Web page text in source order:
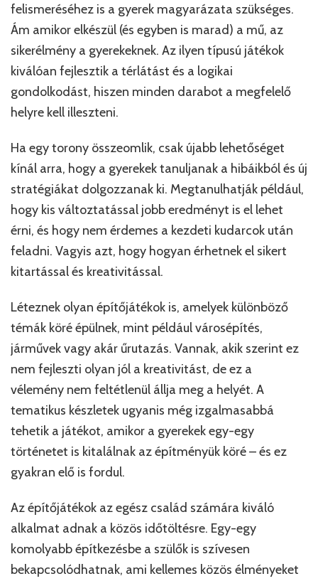
felismeréséhez is a gyerek magyarázata szükséges.
Ám amikor elkészül (és egyben is marad) a mű, az
sikerélmény a gyerekeknek. Az ilyen típusú játékok
kiválóan fejlesztik a térlátást és a logikai
gondolkodást, hiszen minden darabot a megfelelő
helyre kell illeszteni.
Ha egy torony összeomlik, csak újabb lehetőséget
kínál arra, hogy a gyerekek tanuljanak a hibáikból és új
stratégiákat dolgozzanak ki. Megtanulhatják például,
hogy kis változtatással jobb eredményt is el lehet
érni, és hogy nem érdemes a kezdeti kudarcok után
feladni. Vagyis azt, hogy hogyan érhetnek el sikert
kitartással és kreativitással.
Léteznek olyan építőjátékok is, amelyek különböző
témák köré épülnek, mint például városépítés,
járművek vagy akár űrutazás. Vannak, akik szerint ez
nem fejleszti olyan jól a kreativitást, de ez a
vélemény nem feltétlenül állja meg a helyét. A
tematikus készletek ugyanis még izgalmasabbá
tehetik a játékot, amikor a gyerekek egy-egy
történetet is kitalálnak az építményük köré – és ez
gyakran elő is fordul.
Az építőjátékok az egész család számára kiváló
alkalmat adnak a közös időtöltésre. Egy-egy
komolyabb építkezésbe a szülők is szívesen
bekapcsolódhatnak, ami kellemes közös élményeket